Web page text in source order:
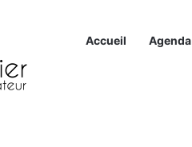
Accueil Agenda